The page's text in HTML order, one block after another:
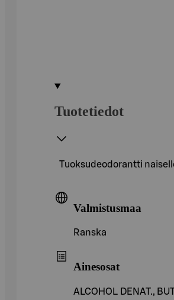
Tuotetiedot
Tuoksudeodorantti
Valmistusmaa
Ranska
Ainesosat
ALCOHOL DENAT.,